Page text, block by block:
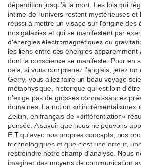
déperdition jusqu'à la mort. Les lois qui
intime de l'univers restent mystérieuses et
réussi à mettre un visage sur l'origine des
nos galaxies et qui se manifestent par
d'énergies électromagnétiques ou
les liens entre ces énergies apparemment
dont la conscience se manifeste. Pour en
cela, si vous comprenez l'anglais, jetez
Gerry, vous allez faire un beau voyage
métaphysique, historique qui est loin
n'exige pas de grosses connaissances
domaines. La notion «d'incrémentalisme»
Zeitlin, en français de «différentiation»
pensée. A savoir que nous ne pouvons
E.T qu'avec nos propres concepts, nos
technologiques et que c'est une erreur,
restreindre notre champ d'analyse. Nous
imaginer des moyens de communication